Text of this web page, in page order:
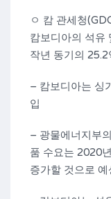
ㅇ 캄 관세청
캄보디아의 석유
작년 동기의
– 캄보디아는 싱
입
– 광물에너지부
품 수요는 2020
증가할 것으로 예